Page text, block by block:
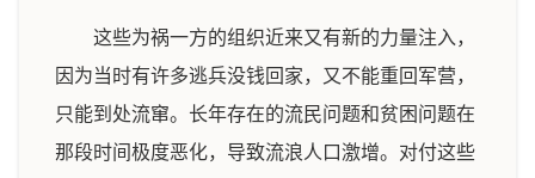
这些为祸一方的组织近来又有新的力量注入，
因为当时有许多逃兵没钱回家，又不能重回军营，
只能到处流窜。长年存在的流民问题和贫困问题在
那段时间极度恶化，导致流浪人口激增。对付这些